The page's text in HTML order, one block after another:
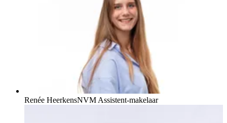
Renée HeerkensNVM Assistent-makelaar